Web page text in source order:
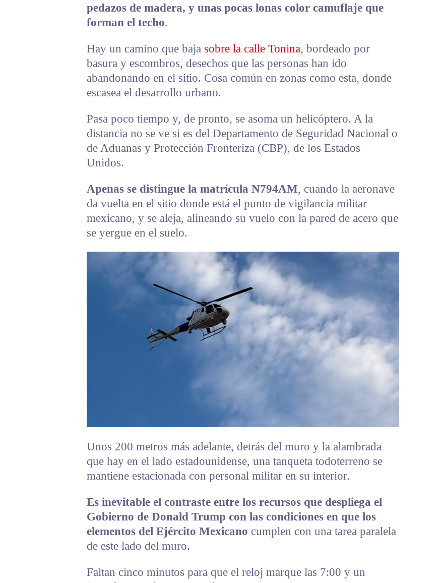
pedazos de madera, y unas pocas lonas color camuflaje que
forman el techo.
Hay un camino que baja sobre la calle Tonina, bordeado por
basura y escombros, desechos que las personas han ido
abandonando en el sitio. Cosa común en zonas como esta, donde
escasea el desarrollo urbano.
Pasa poco tiempo y, de pronto, se asoma un helicóptero. A la
distancia no se ve si es del Departamento de Seguridad Nacional o
de Aduanas y Protección Fronteriza (CBP), de los Estados
Unidos.
Apenas se distingue la matrícula N794AM, cuando la aeronave
da vuelta en el sitio donde está el punto de vigilancia militar
mexicano, y se aleja, alineando su vuelo con la pared de acero que
se yergue en el suelo.
Unos 200 metros más adelante, detrás del muro y la alambrada
que hay en el lado estadounidense, una tanqueta todoterreno se
mantiene estacionada con personal militar en su interior.
Es inevitable el contraste entre los recursos que despliega el
Gobierno de Donald Trump con las condiciones en que los
elementos del Ejército Mexicano cumplen con una tarea paralela
de este lado del muro.
Faltan cinco minutos para que el reloj marque las 7:00 y un